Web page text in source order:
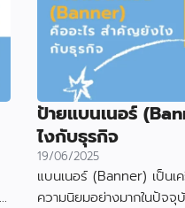
ป้ายแบนเนอร์
ไงกับธุรกิจ
19/06/2025
แบนเนอร์ (Banner) เป็นเ
ความนิยมอย่างมากในปัจจุ